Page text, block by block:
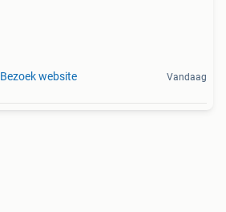
Bezoek website Vandaag